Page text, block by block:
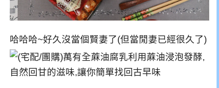
哈哈哈~好久沒當個賢妻了(但當閒妻已經很久了)